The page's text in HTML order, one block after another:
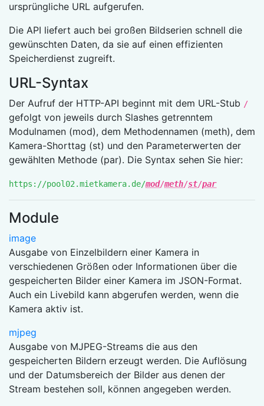
ursprüngliche URL aufgerufen.
Die API liefert auch bei großen Bildserien schnell die
gewünschten Daten, da sie auf einen effizienten
Speicherdienst zugreift.
URL-Syntax
Der Aufruf der HTTP-API beginnt mit dem URL-Stub /
gefolgt von jeweils durch Slashes getrenntem
Modulnamen (mod), dem Methodennamen (meth), dem
Kamera-Shorttag (st) und den Parameterwerten der
gewählten Methode (par). Die Syntax sehen Sie hier:
https://pool02.mietkamera.de/mod/meth/st/par
Module
image
Ausgabe von Einzelbildern einer Kamera in
verschiedenen Größen oder Informationen über die
gespeicherten Bilder einer Kamera im JSON-Format.
Auch ein Livebild kann abgerufen werden, wenn die
Kamera aktiv ist.
mjpeg
Ausgabe von MJPEG-Streams die aus den
gespeicherten Bildern erzeugt werden. Die Auflösung
und der Datumsbereich der Bilder aus denen der
Stream bestehen soll, können angegeben werden.